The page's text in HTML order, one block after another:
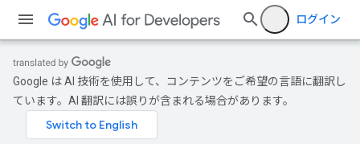
ログイン
Google は AI 技術を使用して、コンテンツをご希望の言語に翻訳し
ています。AI 翻訳には誤りが含まれる場合があります。